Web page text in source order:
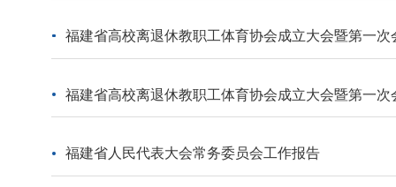
福建省高校离退休教职工体育协会成立大会暨第一次
福建省高校离退休教职工体育协会成立大会暨第一次
福建省人民代表大会常务委员会工作报告